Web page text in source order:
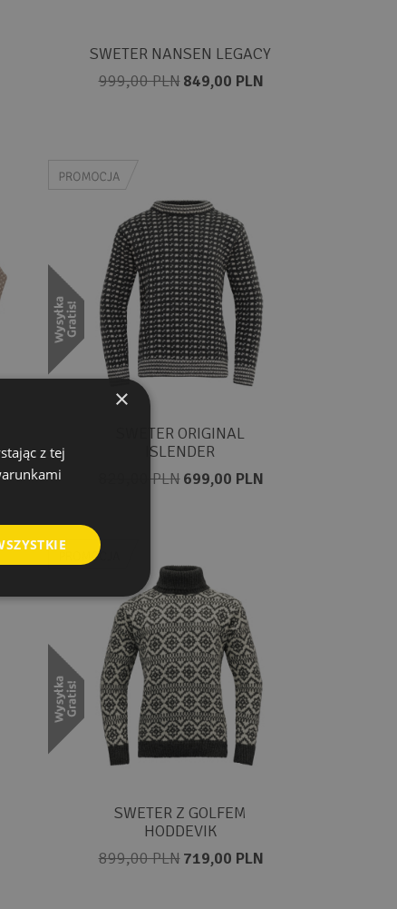
SWETER NANSEN LEGACY
999,00 PLN 849,00 PLN
SWETER ORIGINAL
ISLENDER
829,00 PLN 699,00 PLN
SWETER Z GOLFEM
HODDEVIK
899,00 PLN 719,00 PLN
×
z tej